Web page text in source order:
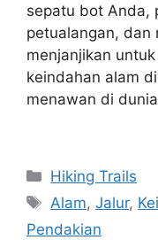
sepatu bot Anda,
petualangan, dan
menjanjikan
keindahan alam
menawan di
posCategories
Hiking Trails
Tags
Alam,Jalur,
Pendakian